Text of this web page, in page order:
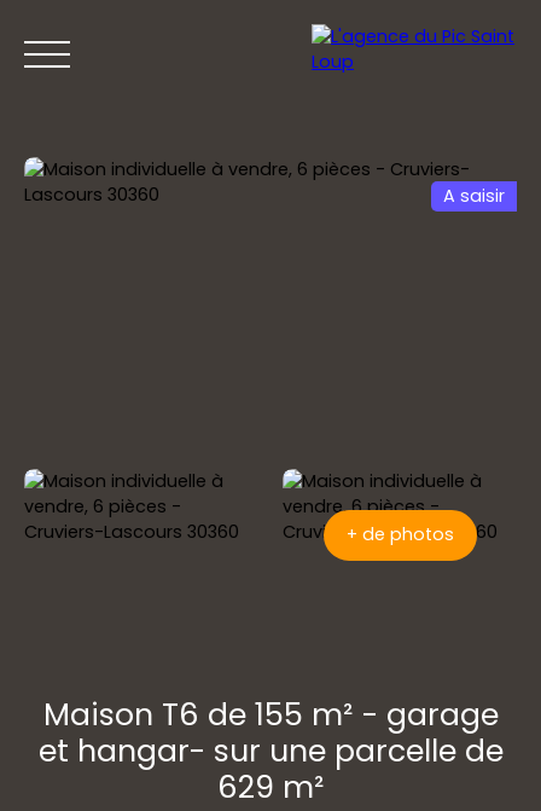
A saisir
+ de photos
Maison T6 de 155 m² - garage
et hangar- sur une parcelle de
629 m²